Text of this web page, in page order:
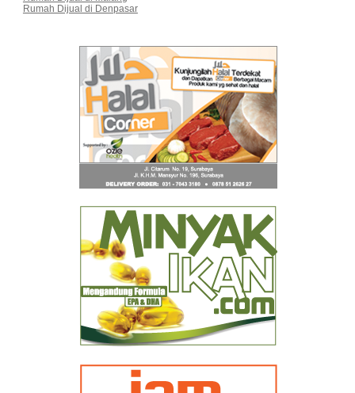
Rumah Dijual di Denpasar